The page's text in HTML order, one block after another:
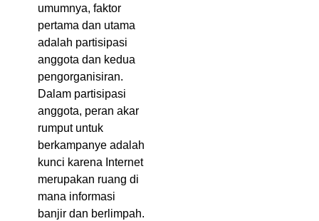
umumnya, faktor
pertama dan utama
adalah partisipasi
anggota dan kedua
pengorganisiran.
Dalam partisipasi
anggota, peran akar
rumput untuk
berkampanye adalah
kunci karena Internet
merupakan ruang di
mana informasi
banjir dan berlimpah.